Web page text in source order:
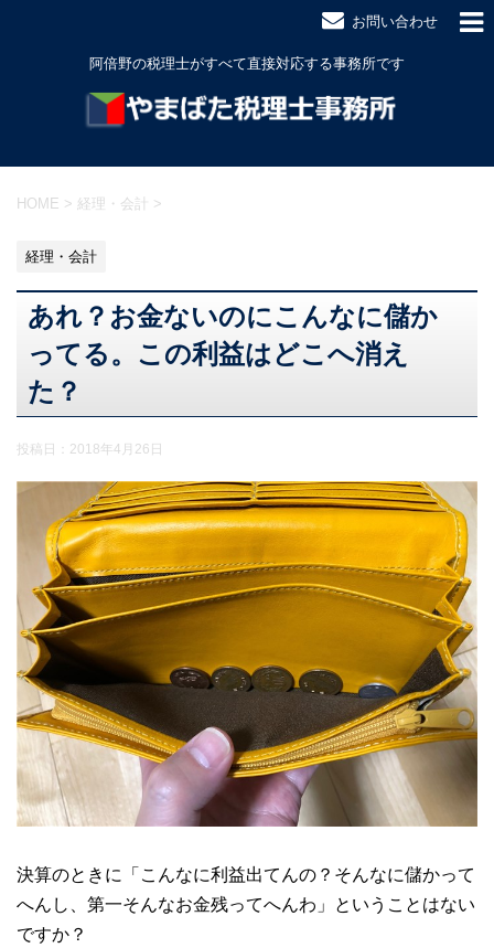
お問い合わせ
阿倍野の税理士がすべて直接対応する事務所です
HOME > 経理・会計 >
経理・会計
あれ？お金ないのにこんなに儲か
ってる。この利益はどこへ消え
た？
投稿日： 2018年4月26日
決算のときに「こんなに利益出てんの？そんなに儲かって
へんし、第一そんなお金残ってへんわ」ということはない
ですか？